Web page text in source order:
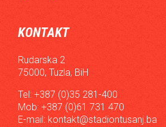
KONTAKT
Rudarska 2
75000, Tuzla, BiH
Tel: +387 (0)35 281-400
Mob: +387 (0)61 731 470
E-mail: kontakt@stadiontusanj.ba